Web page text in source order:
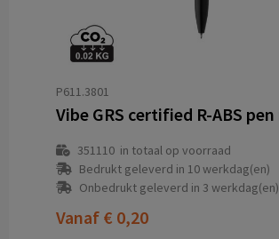
P611.3801
351110in totaal op voorraad
Bedrukt geleverd in 10 werkdag(en)
Onbedrukt geleverd in 3 werkdag(en)
Vanaf € 0,20